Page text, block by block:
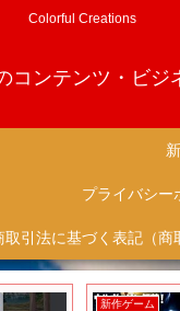
Colorful Creations
コンテンツ・ビジ
新作ゲーム